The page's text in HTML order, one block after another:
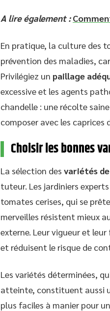
A lire également :
En pratique, la culture des
prévention des maladies,
Privilégiez un paillage
excessive et les agents
chandelle : une récolte
composer avec les caprices
Choisir les bonnes
La sélection des variétés
tuteur. Les jardiniers
tomates cerises, qui se
merveilles résistent mieux
externe. Leur vigueur et
et réduisent le risque de
Les variétés déterminées,
atteinte, constituent aussi
plus faciles à manier pour